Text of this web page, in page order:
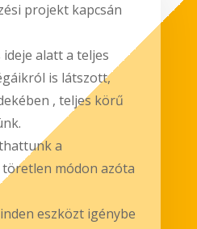
projekt kapcsán
alatt a teljes
is látszott,
, teljes körű
a
módon azóta
eszközt igénybe